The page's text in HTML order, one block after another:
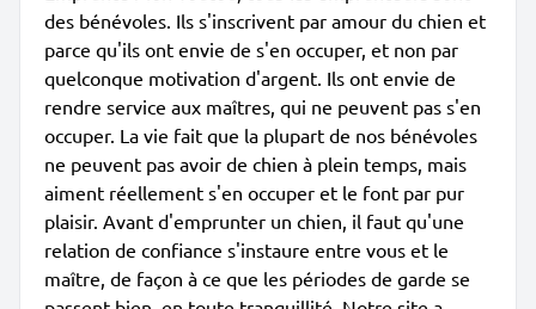
des bénévoles. Ils s'inscrivent par amour du chien et
parce qu'ils ont envie de s'en occuper, et non par
quelconque motivation d'argent. Ils ont envie de
rendre service aux maîtres, qui ne peuvent pas s'en
occuper. La vie fait que la plupart de nos bénévoles
ne peuvent pas avoir de chien à plein temps, mais
aiment réellement s'en occuper et le font par pur
plaisir. Avant d'emprunter un chien, il faut qu'une
relation de confiance s'instaure entre vous et le
maître, de façon à ce que les périodes de garde se